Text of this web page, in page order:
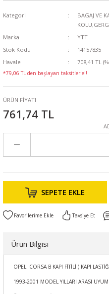
Kategori
BAGAJ VE
Marka
YTT
Stok Kodu
14157835
Havale
708,41 TL
*79,06 TL den başlayan taksitlerle!!
ÜRÜN FİYATI
761,74 TL
SEPETE EKLE
Tavsiye Et
Ürün Bilgisi
OPEL CORSA B KAPI FİTİLİ ( KAPI
1993-2001 MODEL YILLARI ARASI